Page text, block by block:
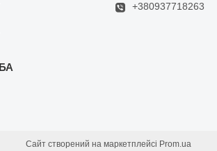
+380937718263
Сайт створений на маркетплейсі Prom.ua